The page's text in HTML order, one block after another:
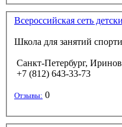
Всероссийская сеть
Школа для занятий
Санкт-Петербург,
+7 (812) 643-33-73
Отзывы: 0